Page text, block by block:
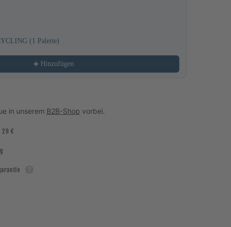
(1 Palette)
Hinzufügen
in unserem B2B-Shop vorbei.
29 €